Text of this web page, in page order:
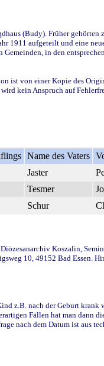
(Budy). Früher
1911 aufgeteilt und eine
in den
ist von einer Kopie des
kein Anspruch auf
Name des Vaters
Jaster
Tesmer
Schur
Koszalin,
10, 49152 Bad Essen.
z.B. nach der Geburt
Fällen hat man dann
nach dem Datum ist aus